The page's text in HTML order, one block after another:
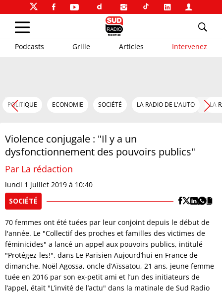
Podcasts Grille Articles Intervenez
POLITIQUE ECONOMIE SOCIÉTÉ LA RADIO DE L'AUTO LA
Violence conjugale : "Il y a un
dysfonctionnement des pouvoirs publics"
Par La rédaction
lundi 1 juillet 2019 à 10:40
SOCIÉTÉ
70 femmes ont été tuées par leur conjoint depuis le début de
l'année. Le "Collectif des proches et familles des victimes de
féminicides" a lancé un appel aux pouvoirs publics, intitulé
"Protégez-les!", dans Le Parisien Aujourd’hui en France de
dimanche. Noël Agossa, oncle d’Aïssatou, 21 ans, jeune femme
tuée en 2016 par son ex-petit ami et l’un des initiateurs de
l’appel, était "L’invité de l’actu" dans la matinale de Sud Radio